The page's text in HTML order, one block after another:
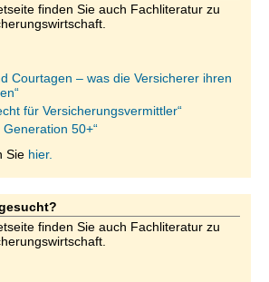
finden Sie auch Fachliteratur zu
Courtagen – was die Versicherer ihren
für Versicherungsvermittler“
Generation 50+“
Sie hier.
finden Sie auch Fachliteratur zu